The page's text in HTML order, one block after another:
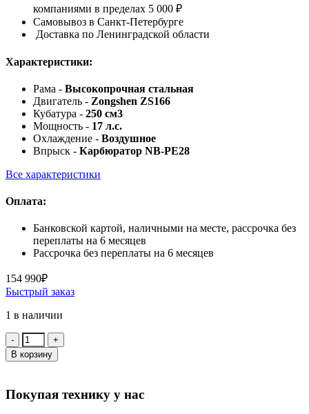
компаниями в пределах 5 000 ₽
Самовывоз в Санкт-Петербурге
Доставка по Ленинградской области
Характеристики:
Рама - Высокопрочная стальная
Двигатель - Zongshen ZS166
Кубатура - 250 см3
Мощность - 17 л.c.
Охлаждение - Воздушное
Впрыск - Карбюратор NB-PE28
Все характеристики
Оплата:
Банковской картой, наличными на месте, рассрочка без
переплаты на 6 месяцев
Рассрочка без переплаты на 6 месяцев
154 990₽
Быстрый заказ
1 в наличии
Количество:
В корзину
Покупая технику у нас